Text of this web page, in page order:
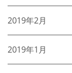
2019年2月
2019年1月